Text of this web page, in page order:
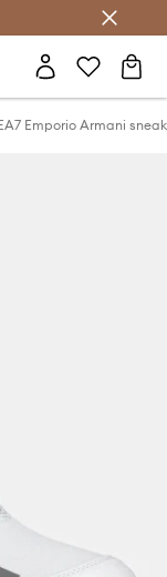
Emporio Armani